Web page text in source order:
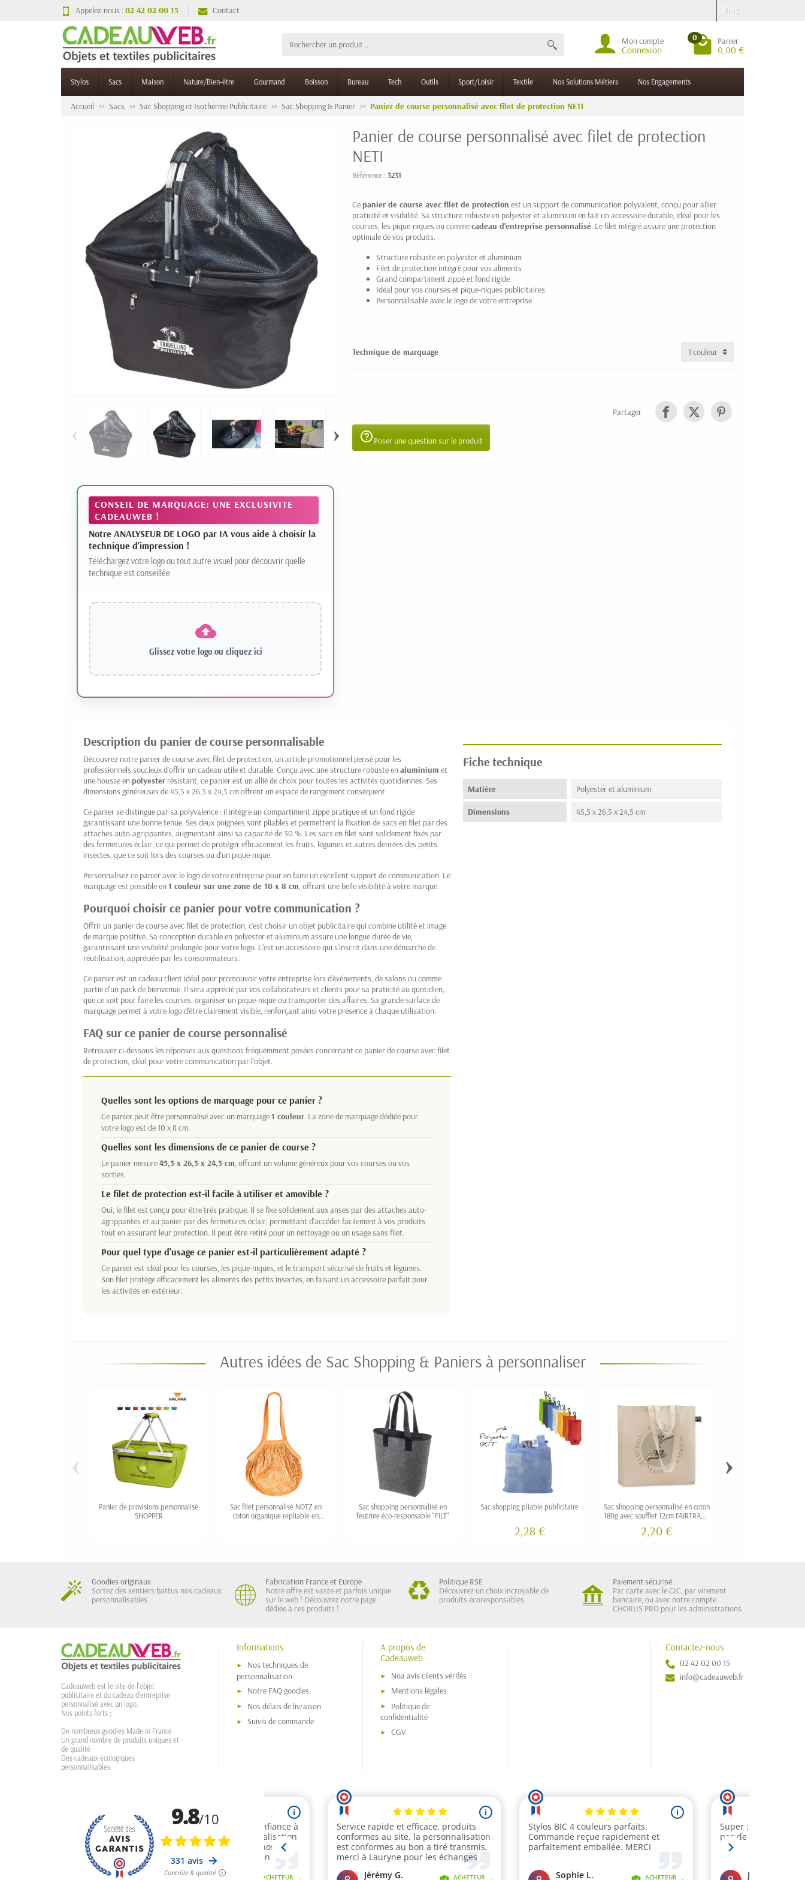
Appelez-nous :02 42 02 00 15 Contact Blog
Mon compte
Connexion
0 Panier
0,00 €
Stylos Sacs Maison Nature/Bien-être Gourmand Boisson Bureau Tech Outils Sport/Loisir Textile Nos Solutions Métiers Nos Engagements
Accueil Sacs Sac Shopping et Isotherme Publicitaire Sac Shopping & Panier Panier de course personnalisé avec filet de protection NETI
‹ ›
CONSEIL DE MARQUAGE: UNE EXCLUSIVITE
CADEAUWEB !
Notre ANALYSEUR DE LOGO par IA vous aide à choisir la
technique d'impression !
Téléchargez votre logo ou tout autre visuel pour découvrir quelle
technique est conseillée
Glissez votre logo ou cliquez ici
Panier de course personnalisé avec filet de protection
NETI
Référence : 3231
Cepanier de course avec filet de protection est un support de communication polyvalent, conçu pour allier
praticité et visibilité. Sa structure robuste en polyester et aluminium en fait un accessoire durable, idéal pour les
courses, les pique-niques ou commecadeau d'entreprise personnalisé. Le filet intégré assure une protection
optimale de vos produits.
Structure robuste en polyester et aluminium
Filet de protection intégré pour vos aliments
Grand compartiment zippé et fond rigide
Idéal pour vos courses et pique-niques publicitaires
Personnalisable avec le logo de votre entreprise
Technique de marquage
Partager
help_outlinePoser une question sur le produit
Description du panier de course personnalisable
Découvrez notre panier de course avec filet de protection, un article promotionnel pensé pour les
professionnels soucieux d'offrir un cadeau utile et durable. Conçu avec une structure robuste enaluminium et
une housse enpolyester résistant, ce panier est un allié de choix pour toutes les activités quotidiennes. Ses
dimensions généreuses de 45,5 x 26,5 x 24,5 cm offrent un espace de rangement conséquent.
Ce panier se distingue par sa polyvalence : il intègre un compartiment zippé pratique et un fond rigide
garantissant une bonne tenue. Ses deux poignées sont pliables et permettent la fixation de sacs en filet par des
attaches auto-agrippantes, augmentant ainsi sa capacité de 30 %. Les sacs en filet sont solidement fixés par
des fermetures éclair, ce qui permet de protéger efficacement les fruits, légumes et autres denrées des petits
insectes, que ce soit lors des courses ou d'un pique-nique.
Personnalisez ce panier avec le logo de votre entreprise pour en faire un excellent support de communication. Le
marquage est possible en1 couleur sur une zone de 10 x 8 cm, offrant une belle visibilité à votre marque.
Pourquoi choisir ce panier pour votre communication ?
Offrir un panier de course avec filet de protection, c'est choisir un objet publicitaire qui combine utilité et image
de marque positive. Sa conception durable en polyester et aluminium assure une longue durée de vie,
garantissant une visibilité prolongée pour votre logo. C'est un accessoire qui s'inscrit dans une démarche de
réutilisation, appréciée par les consommateurs.
Ce panier est un cadeau client idéal pour promouvoir votre entreprise lors d'événements, de salons ou comme
partie d'un pack de bienvenue. Il sera apprécié par vos collaborateurs et clients pour sa praticité au quotidien,
que ce soit pour faire les courses, organiser un pique-nique ou transporter des affaires. Sa grande surface de
marquage permet à votre logo d'être clairement visible, renforçant ainsi votre présence à chaque utilisation.
FAQ sur ce panier de course personnalisé
Retrouvez ci-dessous les réponses aux questions fréquemment posées concernant ce panier de course avec filet
de protection, idéal pour votre communication par l'objet.
Quelles sont les options de marquage pour ce panier ?
Ce panier peut être personnalisé avec un marquage1 couleur. La zone de marquage dédiée pour
votre logo est de 10 x 8 cm.
Quelles sont les dimensions de ce panier de course ?
Le panier mesure45,5 x 26,5 x 24,5 cm, offrant un volume généreux pour vos courses ou vos
sorties.
Le filet de protection est-il facile à utiliser et amovible ?
Oui, le filet est conçu pour être très pratique. Il se fixe solidement aux anses par des attaches auto-
agrippantes et au panier par des fermetures éclair, permettant d'accéder facilement à vos produits
tout en assurant leur protection. Il peut être retiré pour un nettoyage ou un usage sans filet.
Pour quel type d'usage ce panier est-il particulièrement adapté ?
Ce panier est idéal pour les courses, les pique-niques, et le transport sécurisé de fruits et légumes.
Son filet protège efficacement les aliments des petits insectes, en faisant un accessoire parfait pour
les activités en extérieur.
Fiche technique
Matière Polyester et aluminium
Dimensions 45,5 x 26,5 x 24,5 cm
Autres idées de Sac Shopping & Paniers à personnaliser
Panier de provisions personnalisé
SHOPPER
Sac filet personnalisé NOTZ en
coton organique repliable en
Sac shopping personnalisé en
feutrine éco-responsable "FILT"
Sac shopping pliable publicitaire
2,28 €
Sac shopping personnalisé en coton
180g avec soufflet 12cm FAIRTRADE
2,20 €
‹ ›
Goodies originaux
Sortez des sentiers battus nos cadeaux
personnalisables
Fabrication France et Europe
Notre offre est vaste et parfois unique
sur le web ! Découvrez notre page
dédiée à ces produits !
Politique RSE
Découvrez un choix incroyable de
produits écoresponsables
Paiement sécurisé
Par carte avec le CIC, par virement
bancaire, ou avec notre compte
CHORUS PRO pour les administrations
Cadeauweb est le site de l'objet
publicitaire et du cadeau d'entreprise
personnalisé avec un logo.
Nos points forts :
De nombreux goodies Made in France
Un grand nombre de produits uniques et
de qualité
Des cadeaux écologiques
personnalisables
Informations
Nos techniques de
personnalisation
Notre FAQ goodies
Nos délais de livraison
Suivis de commande
A propos de
Cadeauweb
Noa avis clients vérifés
Mentions légales
Politique de
confidentialité
CGV
Contactez-nous
02 42 02 00 15
info@cadeauweb.fr